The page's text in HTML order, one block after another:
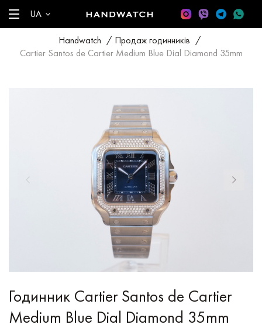
UA
Handwatch / Продаж годинників /
Cartier Santos de Cartier Medium Blue Dial Diamond 35mm
Годинник Cartier Santos de Cartier
Medium Blue Dial Diamond 35mm